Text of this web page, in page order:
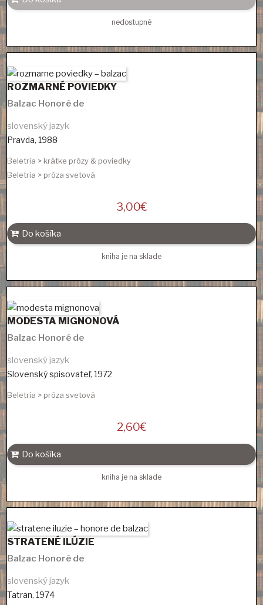
nedostupné
ROZMARNÉ POVIEDKY
Balzac Honoré de
slovenský jazyk
Pravda, 1988
Beletria > krátke prózy & poviedky
Beletria > próza svetová
3,00€
Do košíka
kniha je na sklade
MODESTA MIGNONOVÁ
Balzac Honoré de
slovenský jazyk
Slovenský spisovateľ, 1972
Beletria > próza svetová
2,60€
Do košíka
kniha je na sklade
STRATENÉ ILÚZIE
Balzac Honoré de
slovenský jazyk
Tatran, 1974